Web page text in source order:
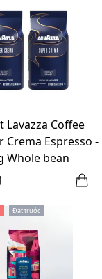
Lavazza Coffee
Crema Espresso -
Whole bean
Đặt trước